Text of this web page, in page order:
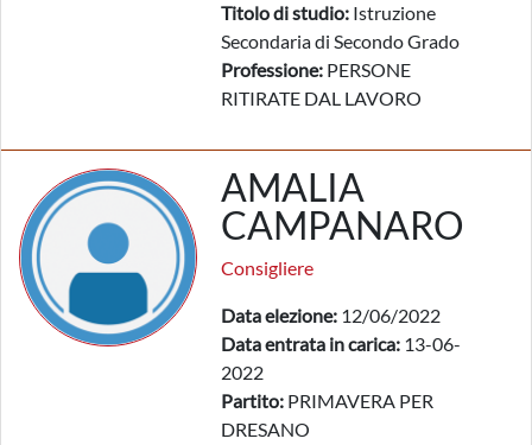
Titolo di studio: Istruzione
Secondaria di Secondo Grado
Professione: PERSONE
RITIRATE DAL LAVORO
AMALIA
CAMPANARO
Consigliere
Data elezione: 12/06/2022
Data entrata in carica: 13-06-
2022
Partito: PRIMAVERA PER
DRESANO